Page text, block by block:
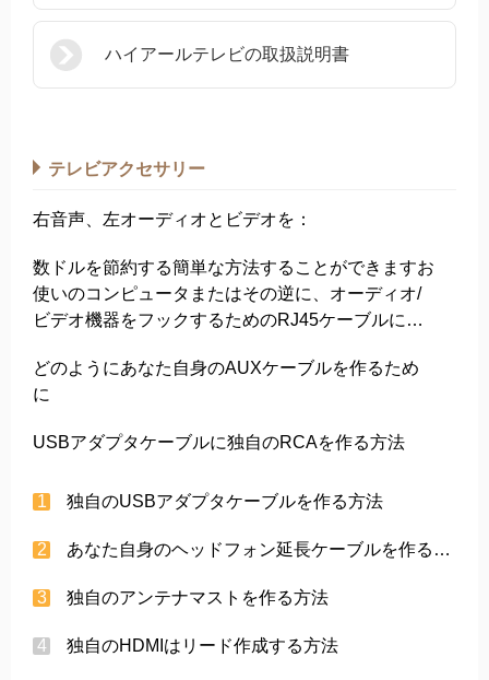
ハイアールテレビの取扱説明書
テレビアクセサリー
右音声、左オーディオとビデオを：
数ドルを節約する簡​​単な方法することができますお
使いのコンピュータまたはその逆に、オーディオ/
ビデオ機器をフックするためのRJ45ケーブルに独
どのようにあなた自身のAUXケーブルを作るため
に
USBアダプタケーブルに独自のRCAを作る方法
独自のUSBアダプタケーブルを作る方法
あなた自身のヘッドフォン延長ケーブルを作る方法
独自のアンテナマストを作る方法
独自のHDMIはリード作成する方法